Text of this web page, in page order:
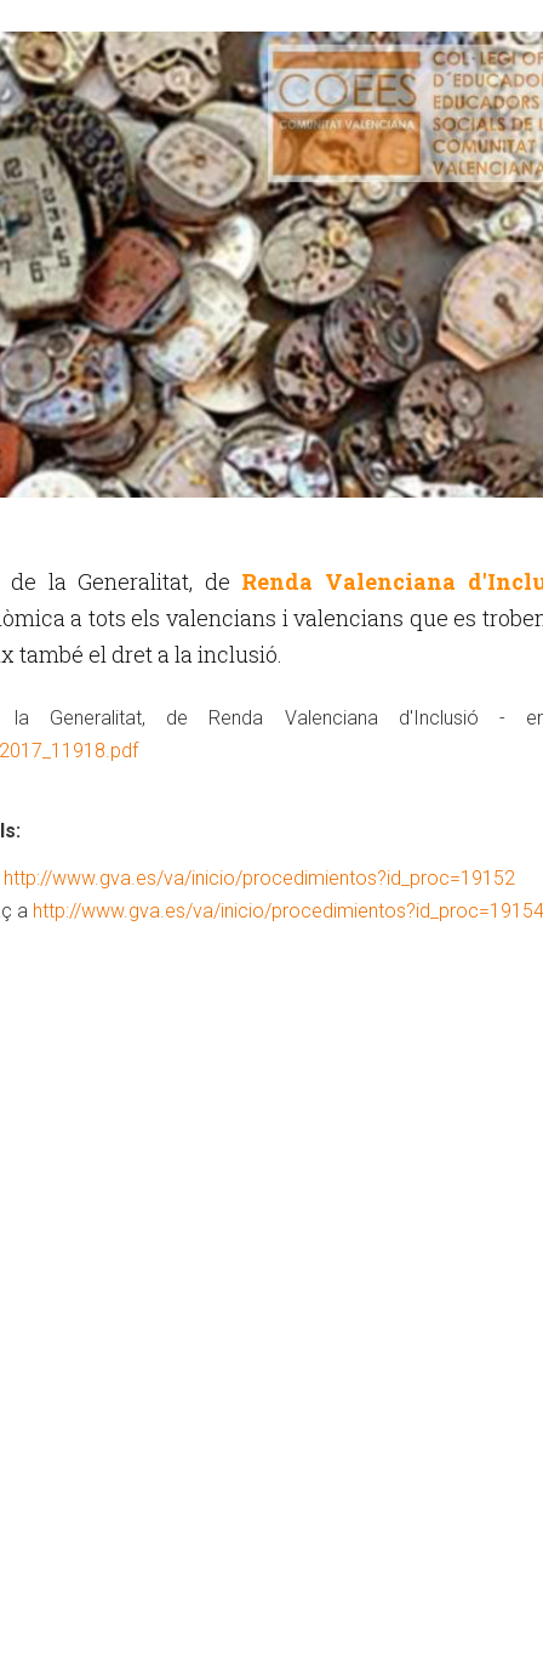
de la Generalitat, de Renda Valenciana
a tots els valencians i valencians que es
també el dret a la inclusió.
Generalitat, de Renda Valenciana d'Inclusió -
http://www.gva.es/va/inicio/procedimientos?id_proc=19152
a http://www.gva.es/va/inicio/procedimientos?id_proc=19154